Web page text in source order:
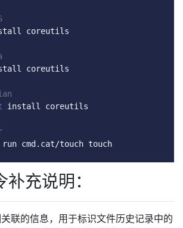
coreutils
coreutils
install coreutils
cmd . cat/touch touch
充说明：
联的信息，用于标识文件历史记录中的